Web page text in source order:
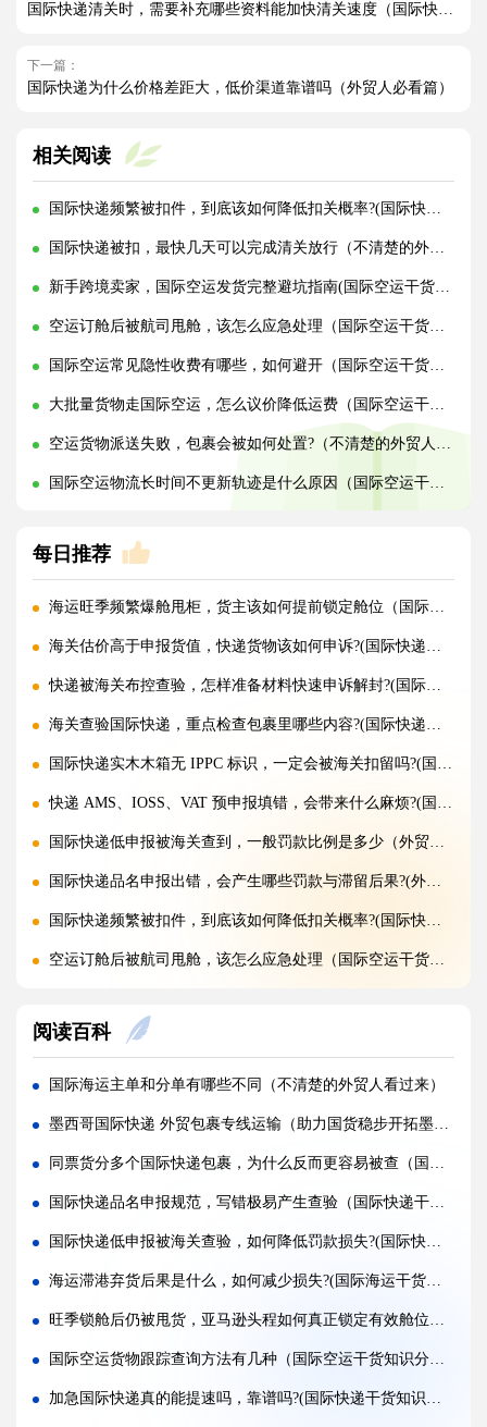
国际快递清关时，需要补充哪些资料能加快清关速度（国际快递干货知识分享）
下一篇：
国际快递为什么价格差距大，低价渠道靠谱吗（外贸人必看篇）
相关阅读
国际快递频繁被扣件，到底该如何降低扣关概率?(国际快递干货知识分享)
国际快递被扣，最快几天可以完成清关放行（不清楚的外贸人看过来）
新手跨境卖家，国际空运发货完整避坑指南(国际空运干货知识分享)
空运订舱后被航司甩舱，该怎么应急处理（国际空运干货知识分享）
国际空运常见隐性收费有哪些，如何避开（国际空运干货知识分享）
大批量货物走国际空运，怎么议价降低运费（国际空运干货知识分享）
空运货物派送失败，包裹会被如何处置?（不清楚的外贸人看过来）
国际空运物流长时间不更新轨迹是什么原因（国际空运干货知识分享）
每日推荐
海运旺季频繁爆舱甩柜，货主该如何提前锁定舱位（国际海运干货知识分享）
海关估价高于申报货值，快递货物该如何申诉?(国际快递干货知识分享)
快递被海关布控查验，怎样准备材料快速申诉解封?(国际快递干货知识分享)
海关查验国际快递，重点检查包裹里哪些内容?(国际快递干货知识分享)
国际快递实木木箱无 IPPC 标识，一定会被海关扣留吗?(国际快递干货知识分享)
快递 AMS、IOSS、VAT 预申报填错，会带来什么麻烦?(国际快递干货知识分享)
国际快递低申报被海关查到，一般罚款比例是多少（外贸人请注意）
国际快递品名申报出错，会产生哪些罚款与滞留后果?(外贸人请注意)
国际快递频繁被扣件，到底该如何降低扣关概率?(国际快递干货知识分享)
空运订舱后被航司甩舱，该怎么应急处理（国际空运干货知识分享）
加急国际空运真的能提速，靠谱吗?(国际空运干货知识分享)
FBA 空运出现丢件破损，理赔流程怎么走（国际空运干货知识分享）
FBA 空运头程该怎么挑选靠谱物流货代（国际空运干货知识分享）
FBA 空运货物超重超尺寸会产生哪些附加费?(不清楚的亚马逊卖家看过来)
亚马逊 FBA 空运，空派和纯空运该怎么选择?(不清楚的亚马逊卖家看过来)
空运货物被海关布控，如何快速提交材料申诉（国际空运干货知识分享）
实木包装走国际空运必须做熏蒸热处理吗（国际空运干货知识分享）
国际空运低申报被海关查到，罚款比例是多少?(国际空运干货知识分享)
国际空运的运单有什么作用，包含哪些关键信息（国际空运干货知识分享）
阅读百科
国际海运主单和分单有哪些不同（不清楚的外贸人看过来）
墨西哥国际快递 外贸包裹专线运输（助力国货稳步开拓墨西哥市场）
同票货分多个国际快递包裹，为什么反而更容易被查（国际快递干货知识分享）
国际快递品名申报规范，写错极易产生查验（国际快递干货知识分享）
国际快递低申报被海关查验，如何降低罚款损失?(国际快递干货知识分享)
海运滞港弃货后果是什么，如何减少损失?(国际海运干货知识分享)
旺季锁舱后仍被甩货，亚马逊头程如何真正锁定有效舱位（亚马逊卖家必看篇）
国际空运货物跟踪查询方法有几种（国际空运干货知识分享）
加急国际快递真的能提速吗，靠谱吗?(国际快递干货知识分享)